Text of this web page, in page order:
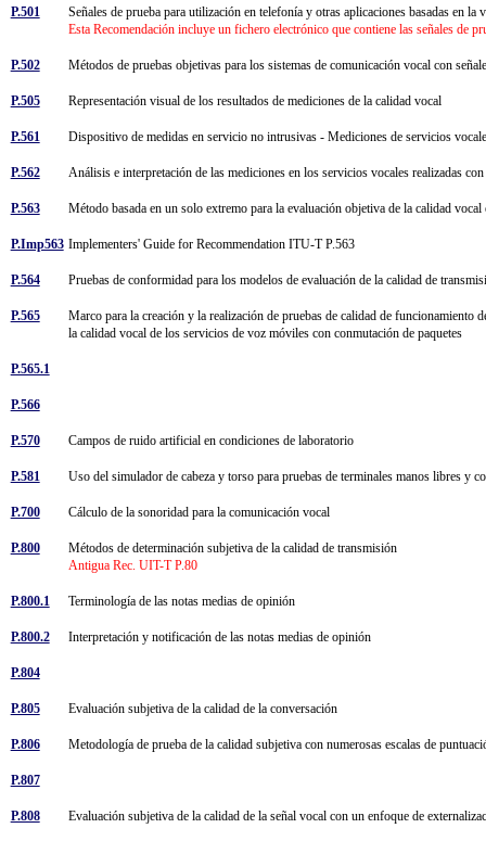
P.501
Señales de prueba para utilización en telefonía y otras aplicaciones basadas en la
Esta Recomendación incluye un fichero electrónico que contiene las señales de
P.502 Métodos de pruebas objetivas para los sistemas de comunicación vocal con
P.505 Representación visual de los resultados de mediciones de la calidad vocal
P.561 Dispositivo de medidas en servicio no intrusivas - Mediciones de servicios
P.562 Análisis e interpretación de las mediciones en los servicios vocales realizadas
P.563 Método basada en un solo extremo para la evaluación objetiva de la calidad
P.Imp563 Implementers' Guide for Recommendation ITU-T P.563
P.564 Pruebas de conformidad para los modelos de evaluación de la calidad de
P.565
Marco para la creación y la realización de pruebas de calidad de funcionamiento
la calidad vocal de los servicios de voz móviles con conmutación de paquetes
P.565.1
P.566
P.570 Campos de ruido artificial en condiciones de laboratorio
P.581 Uso del simulador de cabeza y torso para pruebas de terminales manos libres y
P.700 Cálculo de la sonoridad para la comunicación vocal
P.800
Métodos de determinación subjetiva de la calidad de transmisión
Antigua Rec. UIT-T P.80
P.800.1 Terminología de las notas medias de opinión
P.800.2 Interpretación y notificación de las notas medias de opinión
P.804
P.805 Evaluación subjetiva de la calidad de la conversación
P.806 Metodología de prueba de la calidad subjetiva con numerosas escalas de
P.807
P.808 Evaluación subjetiva de la calidad de la señal vocal con un enfoque de